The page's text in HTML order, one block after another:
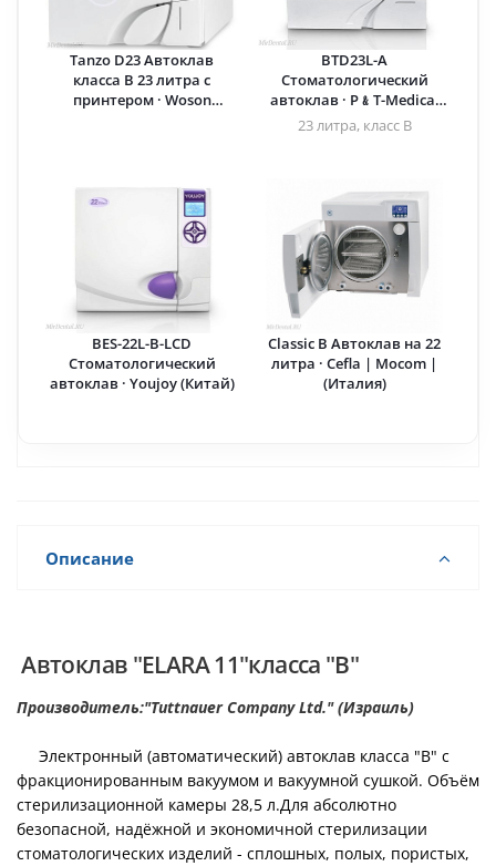
Tanzo D23 Автоклав
класса B 23 литра с
принтером · Woson
BTD23L-A
Стоматологический
автоклав · P﹠T-Medical
(Китай)
23 литра, класс B
BES-22L-B-LCD
Стоматологический
автоклав · Youjoy (Китай)
Classic B Автоклав на 22
литра · Cefla | Mocom |
(Италия)
Описание
Автоклав "ELARA 11"класса "В"
Производитель:"Tuttnauer Company Ltd." (Израиль)
Электронный (автоматический) автоклав класса "В" с
фракционированным вакуумом и вакуумной сушкой. Объём
стерилизационной камеры 28,5 л.Для абсолютно
безопасной, надёжной и экономичной стерилизации
стоматологических изделий - сплошных, полых, пористых,